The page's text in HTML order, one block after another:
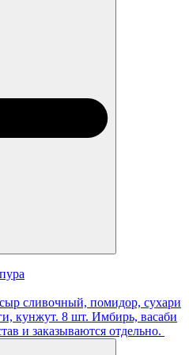
сливочный, помидор, сухари
кунжут. 8 шт. Имбирь, васаби
и заказываются отдельно.